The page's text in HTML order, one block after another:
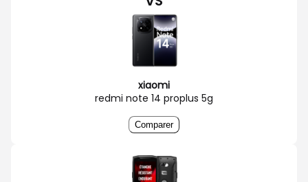
xiaomi
redmi note 14 proplus 5g
Comparer